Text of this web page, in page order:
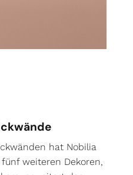
hat Nobilia
weiteren Dekoren,